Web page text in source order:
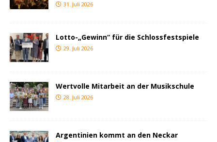
31. Juli 2026
Lotto-„Gewinn“ für die Schlossfestspiele
29. Juli 2026
Wertvolle Mitarbeit an der Musikschule
28. Juli 2026
Argentinien kommt an den Neckar